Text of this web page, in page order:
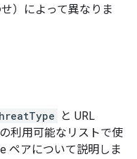
）によって異なりま
と URL
利用可能なリストで使
ペアについて説明しま